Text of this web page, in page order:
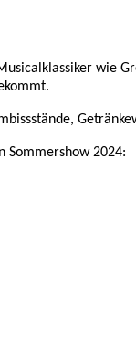
Sommershow 2024: